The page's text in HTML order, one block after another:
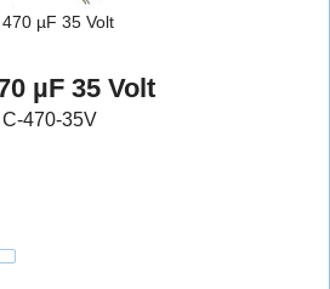
470 µF 35 Volt
µF 35 Volt
C-470-35V